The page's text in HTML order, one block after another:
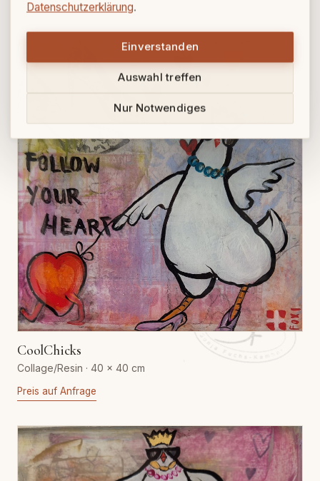
Preis auf Anfrage
CoolChicks
Collage/Resin · 40 × 40 cm
Preis auf Anfrage
Datenschutzerklärung.
Nur Notwendiges
Auswahl treffen
Einverstanden